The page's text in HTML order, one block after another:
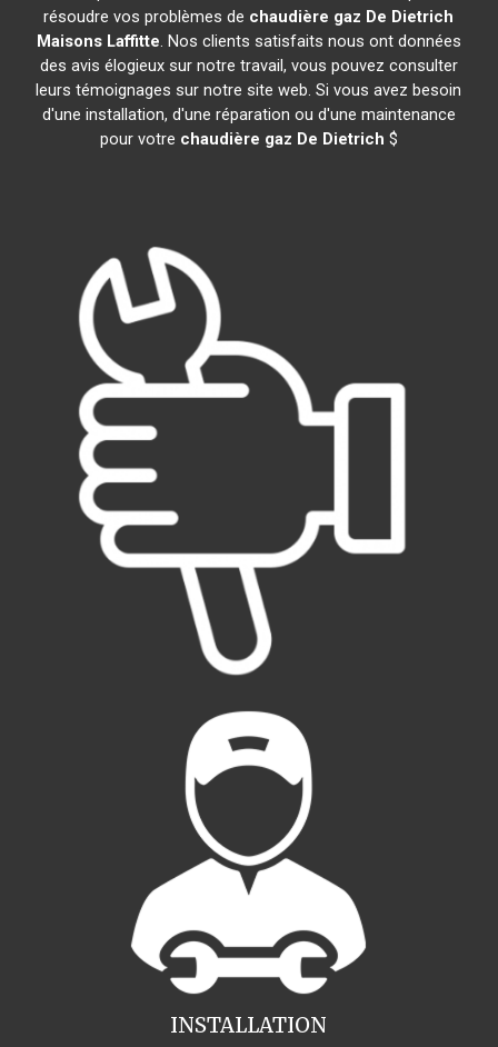
résoudre vos problèmes de chaudière gaz De Dietrich
Maisons Laffitte. Nos clients satisfaits nous ont données
des avis élogieux sur notre travail, vous pouvez consulter
leurs témoignages sur notre site web. Si vous avez besoin
d'une installation, d'une réparation ou d'une maintenance
pour votre chaudière gaz De Dietrich $
INSTALLATION